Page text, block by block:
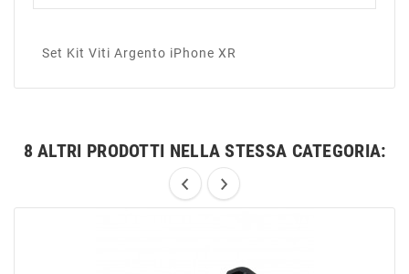
Set Kit Viti Argento iPhone XR
8 ALTRI PRODOTTI NELLA STESSA CATEGORIA: